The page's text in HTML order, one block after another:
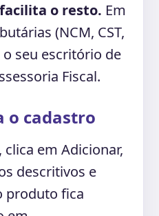
o resto. Em
(NCM, CST,
seu escritório de
Fiscal.
o cadastro
em Adicionar,
descritivos e
produto fica